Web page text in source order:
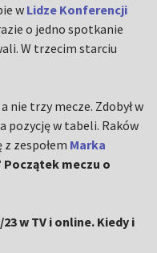
w Lidze Konferencji
o jedno spotkanie
W trzecim starciu
nie trzy mecze. Zdobył w
pozycję w tabeli. Raków
zespołem Marka
Początek meczu o
w TV i online. Kiedy i